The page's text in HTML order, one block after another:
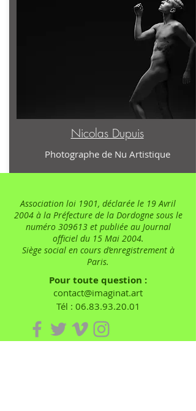
Nicolas Dupuis
Photographe de Nu Artistique
Association loi 1901, déclarée le 19 Avril
2004 à la Préfecture de la Dordogne sous le
numéro 309613 et publiée au Journal
officiel du 15 Mai 2004.
Siège social en cours d’enregistrement à
Paris.
Pour toute question :
contact@imaginat.art
Tél : 06.83.93.20.01